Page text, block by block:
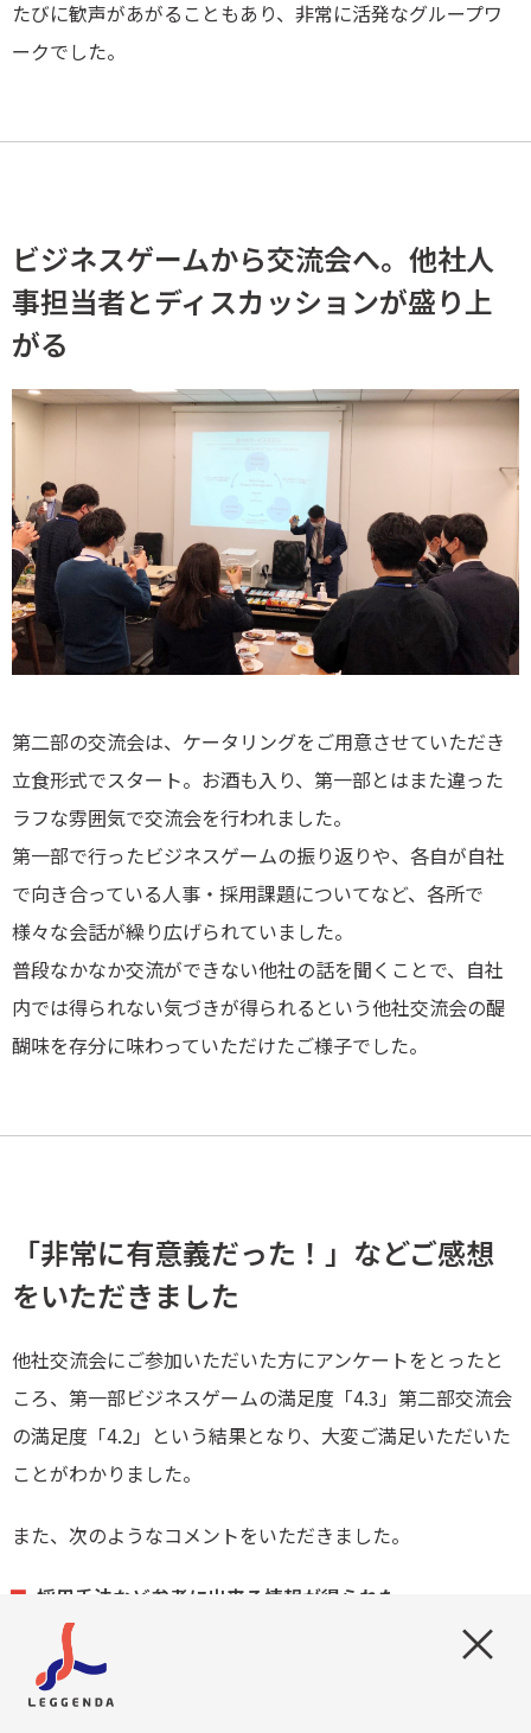
×
たびに歓声があがることもあり、非常に活発なグループワ
ークでした。
ビジネスゲームから交流会へ。他社人
事担当者とディスカッションが盛り上
がる
第二部の交流会は、ケータリングをご用意させていただき
立食形式でスタート。お酒も入り、第一部とはまた違った
ラフな雰囲気で交流会を行われました。
第一部で行ったビジネスゲームの振り返りや、各自が自社
で向き合っている人事・採用課題についてなど、各所で
様々な会話が繰り広げられていました。
普段なかなか交流ができない他社の話を聞くことで、自社
内では得られない気づきが得られるという他社交流会の醍
醐味を存分に味わっていただけたご様子でした。
「非常に有意義だった！」などご感想
をいただきました
他社交流会にご参加いただいた方にアンケートをとったと
ころ、第一部ビジネスゲームの満足度「4.3」第二部交流会
の満足度「4.2」という結果となり、大変ご満足いただいた
ことがわかりました。
また、次のようなコメントをいただきました。
採用手法など参考に出来る情報が得られた。
自社主導で他社との交流の機会を設けるのはなかなか
難しいので、こういった機会をつくっていただけるの
は大変助かります。